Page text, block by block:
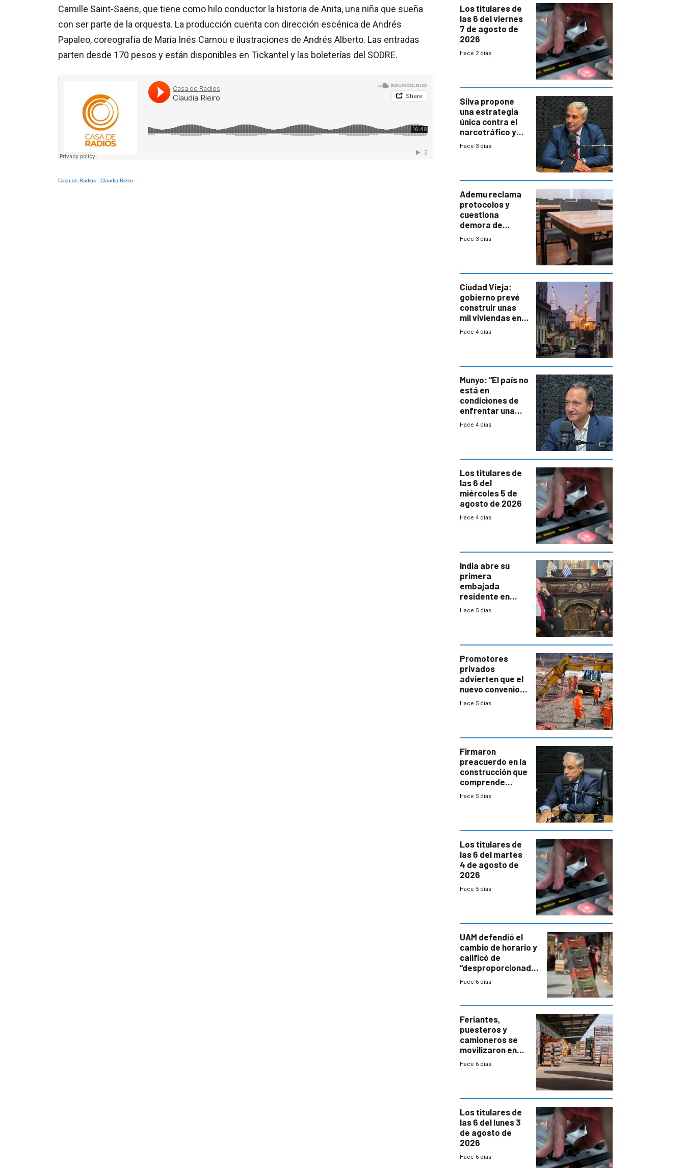
Camille Saint-Saëns, que tiene como hilo conductor la historia de Anita, una niña que sueña
con ser parte de la orquesta. La producción cuenta con dirección escénica de Andrés
Papaleo, coreografía de María Inés Camou e ilustraciones de Andrés Alberto. Las entradas
parten desde 170 pesos y están disponibles en Tickantel y las boleterías del SODRE.
Casa de Radios · Claudia Rieiro
Los titulares de
las 6 del viernes
7 de agosto de
2026
Hace 2 días
Silva propone
una estrategia
única contra el
narcotráfico y
mayor
Hace 3 días
Ademu reclama
protocolos y
cuestiona
demora de
Primaria ante
Hace 3 días
Ciudad Vieja:
gobierno prevé
construir unas
mil viviendas en
un plan de
Hace 4 días
Munyo: “El país no
está en
condiciones de
enfrentar una
reducción de la
Hace 4 días
Los titulares de
las 6 del
miércoles 5 de
agosto de 2026
Hace 4 días
India abre su
primera
embajada
residente en
Uruguay y crecen
enorme
potencial
Hace 5 días
Promotores
privados
advierten que el
nuevo convenio
de la
a revisar
proyectos
Hace 5 días
Firmaron
preacuerdo en la
construcción que
comprende
reducción
Hace 5 días
Los titulares de
las 6 del martes
4 de agosto de
2026
Hace 5 días
UAM defendió el
cambio de horario y
calificó de
“desproporcionado”
el bloqueo de
Hace 6 días
Feriantes,
puesteros y
camioneros se
movilizaron en
rechazo a
Hace 6 días
Los titulares de
las 6 del lunes 3
de agosto de
2026
Hace 6 días